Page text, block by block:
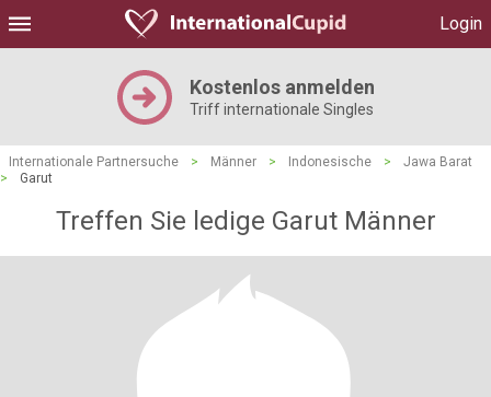
Login
Kostenlos anmelden
Triff internationale Singles
Internationale Partnersuche > Männer > Indonesische >
Jawa Barat
>
Garut
Treffen Sie ledige Garut Männer